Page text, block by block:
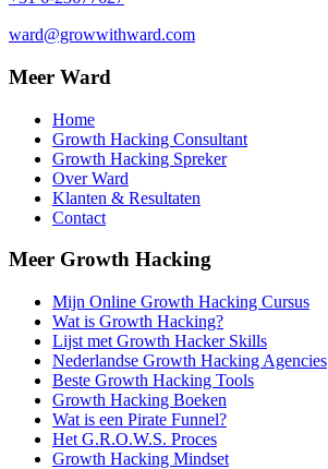
ward@growwithward.com
Meer Ward
Home
Growth Hacking Consultant
Growth Hacking Spreker
Over Ward
Klanten & Resultaten
Contact
Meer Growth Hacking
Mijn Online Growth Hacking Cursus
Wat is Growth Hacking?
Lijst met Growth Hacker Skills
Nederlandse Growth Hacking Agencies
Beste Growth Hacking Tools
Growth Hacking Boeken
Wat is een Pirate Funnel?
Het G.R.O.W.S. Proces
Growth Hacking Mindset